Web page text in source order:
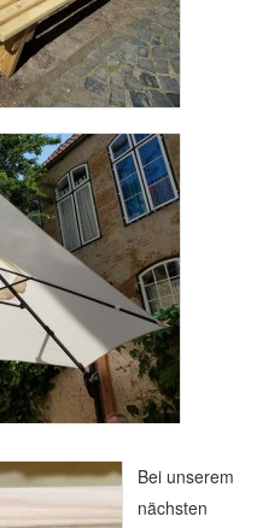
Bei unserem
nächsten